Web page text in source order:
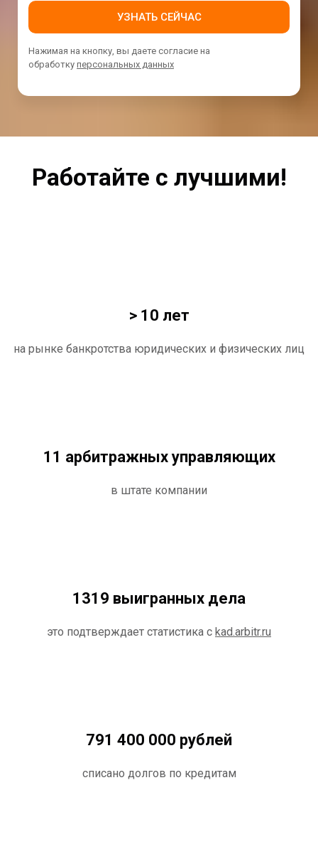
УЗНАТЬ СЕЙЧАС
Нажимая на кнопку, вы даете согласие на
обработку персональных данных
Работайте с лучшими!
> 10 лет
на рынке банкротства юридических и физических лиц
11 арбитражных управляющих
в штате компании
1319 выигранных дела
это подтверждает статистика с kad.arbitr.ru
791 400 000 рублей
списано долгов по кредитам